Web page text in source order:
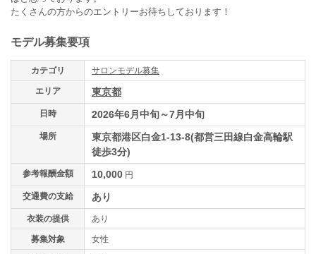
たくさんの方からのエントリーお待ちしております！
モデル募集要項
カテゴリ サロンモデル募集
エリア 東京都
日時 2026年6月中旬～7月中旬
場所
東京都港区白金1-13-8(都営三田線白金高輪駅
徒歩3分)
参考報酬金額 10,000 円
交通費の支給 あり
衣装の提供 あり
募集対象 女性